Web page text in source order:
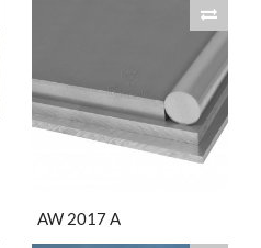
AW 2017 A